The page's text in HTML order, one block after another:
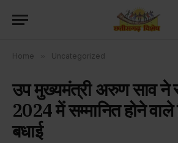
Home Uncategorized
उप मुख्यमंत्री अरुण साव ने
2024 में सम्मानित होने वाले
बधाई